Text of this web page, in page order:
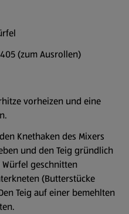
(zum Ausrollen)
vorheizen und eine
Knethaken des Mixers
und den Teig gründlich
geschnitten
(Butterstücke
Teig auf einer bemehlten